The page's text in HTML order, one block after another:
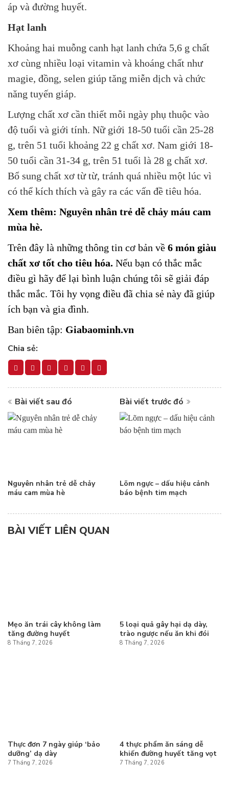
áp và đường huyết.
Hạt lanh
Khoảng hai muỗng canh hạt lanh chứa 5,6 g chất
xơ cùng nhiều loại vitamin và khoáng chất như
magie, đồng, selen giúp tăng miễn dịch và chức
năng tuyến giáp.
Lượng chất xơ cần thiết mỗi ngày phụ thuộc vào
độ tuổi và giới tính. Nữ giới 18-50 tuổi cần 25-28
g, trên 51 tuổi khoảng 22 g chất xơ. Nam giới 18-
50 tuổi cần 31-34 g, trên 51 tuổi là 28 g chất xơ.
Bổ sung chất xơ từ từ, tránh quá nhiều một lúc vì
có thể kích thích và gây ra các vấn đề tiêu hóa.
Xem thêm: Nguyên nhân trẻ dễ chảy máu cam
mùa hè.
Trên đây là những thông tin cơ bản về 6 món giàu
chất xơ tốt cho tiêu hóa. Nếu bạn có thắc mắc
điều gì hãy để lại bình luận chúng tôi sẽ giải đáp
thắc mắc. Tôi hy vọng điều đã chia sẻ này đã giúp
ích bạn và gia đình.
Ban biên tập: Giabaominh.vn
Chia sẻ:
Bài viết sau đó
Nguyên nhân trẻ dễ chảy
máu cam mùa hè
Bài viết trước đó
Lõm ngực – dấu hiệu cảnh
báo bệnh tim mạch
BÀI VIẾT LIÊN QUAN
Mẹo ăn trái cây không làm
tăng đường huyết
8 Tháng 7, 2026
5 loại quả gây hại dạ dày,
trào ngược nếu ăn khi đói
8 Tháng 7, 2026
Thực đơn 7 ngày giúp ‘bảo
dưỡng’ dạ dày
7 Tháng 7, 2026
4 thực phẩm ăn sáng dễ
khiến đường huyết tăng vọt
7 Tháng 7, 2026